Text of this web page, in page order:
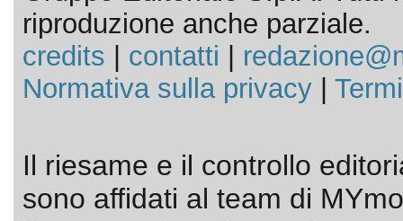
riproduzione anche parziale.
credits
contatti
Normativa sulla privacy|
Il riesame e il controllo
sono affidati al team di